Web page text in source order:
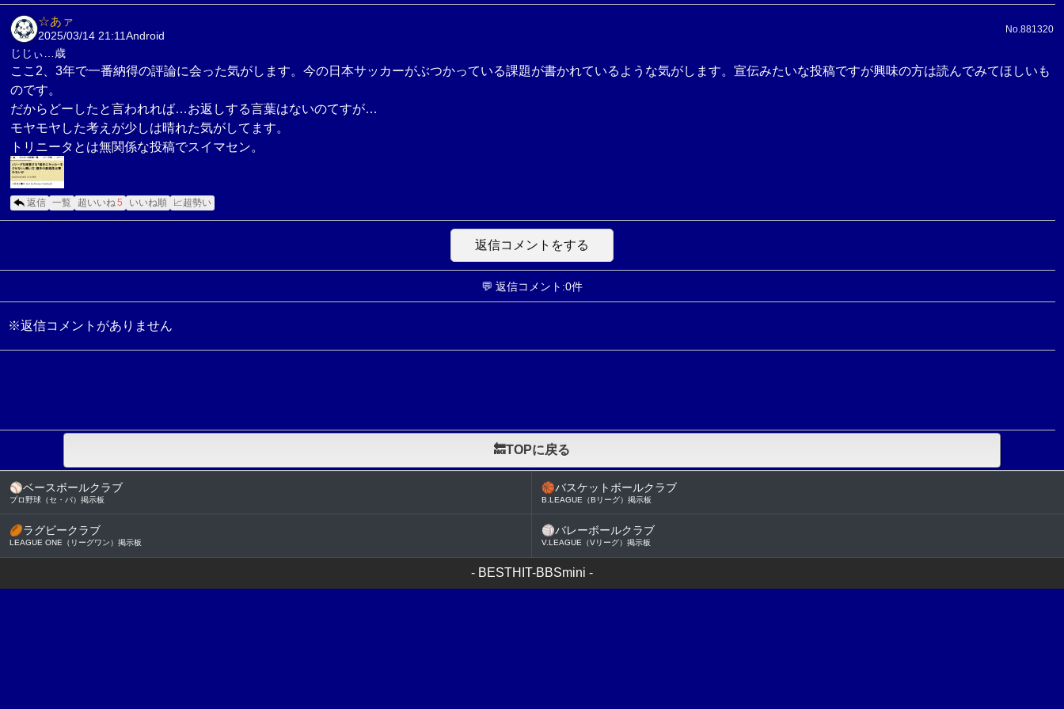
☆あァ
2025/03/14 21:11Android
No.881320
じじぃ…歳
ここ2、3年で一番納得の評論に会った気がします。今の日本サッカーがぶつかっている課題が書かれているような気がします。宣伝みたいな投稿ですが興味の方は読んでみてほしいも
のです。
だからどーしたと言われれば…お返しする言葉はないのてすが…
モヤモヤした考えが少しは晴れた気がしてます。
トリニータとは無関係な投稿でスイマセン。
返信 一覧 超いいね 5 いいね順 📈超勢い
返信コメントをする
💬 返信コメント:0件
※返信コメントがありません
🔙TOPに戻る
⚾ベースボールクラブ
プロ野球（セ・パ）掲示板
🏀バスケットボールクラブ
B.LEAGUE（Bリーグ）掲示板
🏉ラグビークラブ
LEAGUE ONE（リーグワン）掲示板
🏐バレーボールクラブ
V.LEAGUE（Vリーグ）掲示板
- BESTHIT-BBSmini -